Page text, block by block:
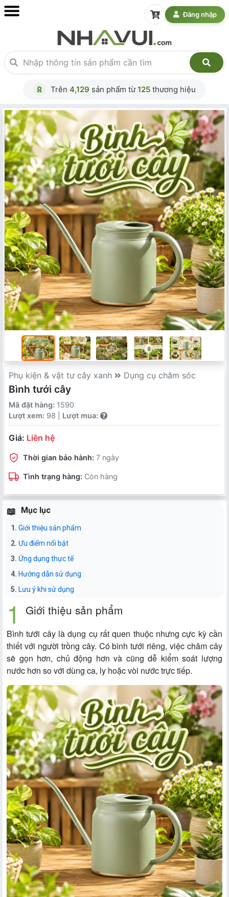
Đăng nhập
Trên 4,129 sản phẩm từ125 thương hiệu
Phụ kiện & vật tư cây xanh Dụng cụ chăm sóc
Bình tưới cây
Mã đặt hàng: 1590
Lượt xem: 98 | Lượt mua:
Giá: Liên hệ
Thời gian bảo hành: 7 ngày
Tình trạng hàng: Còn hàng
Mục lục
Giới thiệu sản phẩm
Ưu điểm nổi bật
Ứng dụng thực tế
Hướng dẫn sử dụng
Lưu ý khi sử dụng
Giới thiệu sản phẩm
Bình tưới cây là dụng cụ rất quen thuộc nhưng cực kỳ cần
thiết với người trồng cây. Có bình tưới riêng, việc chăm cây
sẽ gọn hơn, chủ động hơn và cũng dễ kiểm soát lượng
nước hơn so với dùng ca, ly hoặc vòi nước trực tiếp.